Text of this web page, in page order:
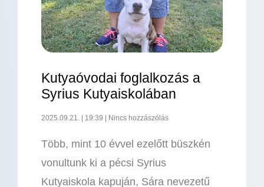
Kutyaóvodai foglalkozás a
Syrius Kutyaiskolában
2025.09.21. 19:39 Nincs hozzászólás
Több, mint 10 évvel ezelőtt büszkén
vonultunk ki a pécsi Syrius
Kutyaiskola kapuján, Sára nevezetű